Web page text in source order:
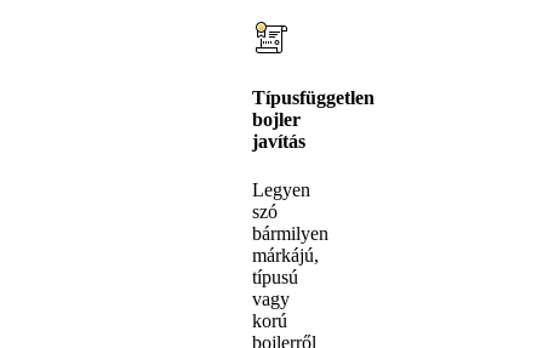
Típusfüggetlen
bojler
javítás
Legyen
szó
bármilyen
márkájú,
típusú
vagy
korú
bojlerről